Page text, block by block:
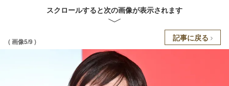
スクロールすると次の画像が表示されます
( 画像5/9 ) 記事に戻る